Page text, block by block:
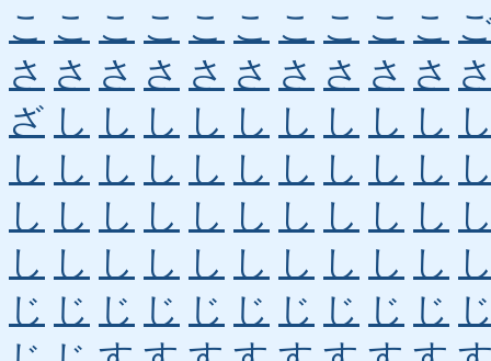
こ こ こ こ こ こ こ こ こ こ
さ さ さ さ さ さ さ さ さ さ
ざ し し し し し し し し し
し し し し し し し し し し
し し し し し し し し し し
し し し し し し し し し し
じ じ じ じ じ じ じ じ じ じ